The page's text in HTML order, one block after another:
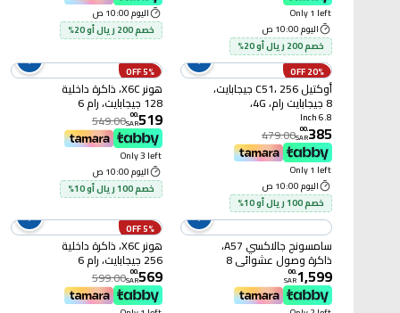
Only 1 left
اليوم 10:00 ص
خصم 200 ريال أو 20%
اليوم 10:00 ص
خصم 200 ريال أو 20%
20% OFF
أوكتيل C51، 256 جيجابايت،
8 جيجابايت رام، 4G،
بنفسجي
6.8 Inch
385
.
00
SAR
479.00
Only 1 left
اليوم 10:00 ص
خصم 100 ريال أو 10%
5% OFF
هونر X6C، ذاكرة داخلية
128 جيجابايت، رام 6
جيجابايت، 4G، سماوي
519
.
00
SAR
549.00
Only 3 left
اليوم 10:00 ص
خصم 100 ريال أو 10%
سامسونج جالاكسي A57،
ذاكرة وصول عشوائي 8
جيجابايت، يدعم شبكات
الجيل الخامس، شريحتي
1,599
.
00
SAR
5% OFF
هونر X6C، ذاكرة داخلية
256 جيجابايت، رام 6
جيجابايت، 4G، أبيض
569
.
00
SAR
599.00